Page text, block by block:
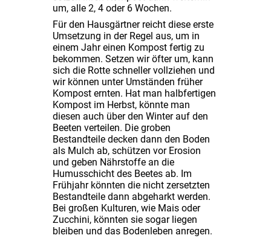
um, alle 2, 4 oder 6 Wochen.
Für den Hausgärtner reicht diese erste
Umsetzung in der Regel aus, um in
einem Jahr einen Kompost fertig zu
bekommen. Setzen wir öfter um, kann
sich die Rotte schneller vollziehen und
wir können unter Umständen früher
Kompost ernten. Hat man halbfertigen
Kompost im Herbst, könnte man
diesen auch über den Winter auf den
Beeten verteilen. Die groben
Bestandteile decken dann den Boden
als Mulch ab, schützen vor Erosion
und geben Nährstoffe an die
Humusschicht des Beetes ab. Im
Frühjahr könnten die nicht zersetzten
Bestandteile dann abgeharkt werden.
Bei großen Kulturen, wie Mais oder
Zucchini, könnten sie sogar liegen
bleiben und das Bodenleben anregen.